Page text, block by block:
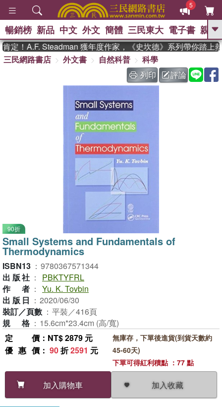
5
GO
熱搜： 東野圭吾 、
The Odyssey 、 父親節 、 如果歷
史是一群喵 、 暑期推薦 、 國際布克
登輝時代 、
偉大的迷走神經
暢銷榜 新品 中文 外文 簡體 三民東大 電子書 親子
！A.F. Steadman 獲年度作家，《史坎德》系列帶你踏上熱
三民網路書店
外文書 自然科普
科學
列印
評論
90折
Small Systems and Fundamentals of
Thermodynamics
ISBN13 ： 9780367571344
出版社 ：
PBKTYFRL
作者 ： Yu. K. Tovbin
出版日 ： 2020/06/30
裝訂／頁數 ： 平裝／416頁
規格 ： 15.6cm*23.4cm (高/寬)
定價 ：NT$ 2879 元
優惠價 ： 90折2591 元
加入購物車 加入收藏
無庫存，下單後進貨(到貨天數約
45-60天)
下單可得紅利積點 ：77 點